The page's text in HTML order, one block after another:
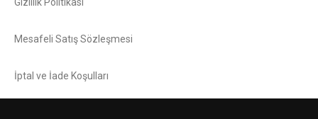
Mesafeli Satış Sözleşmesi
İptal ve İade Koşulları